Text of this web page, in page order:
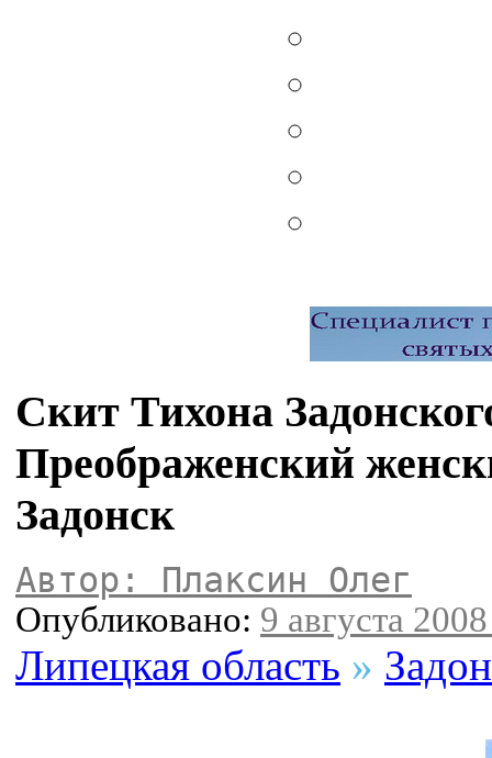
Скит Тихона
Преображенский
Задонск
Автор: Плаксин Олег
Опубликовано: 9 августа
Липецкая область »